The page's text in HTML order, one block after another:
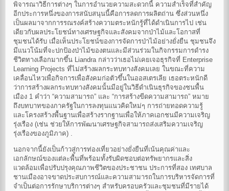
พิจารณาวิธีการต่างๆ ในการอำนวยความสะดวกนี้ ความสำเร็จที่สำคัญ
อีกประการหนึ่งของการสนับสนุนนี้คือการลดการผลิตถ่าน ซึ่งส่วนหนึ่ง
เป็นผลมาจากการรณรงค์สร้างความตระหนักรู้ที่ได้ดำเนินการไป เช่น
เดียวกับผลประโยชน์ทางเศรษฐกิจและสังคมจากป่าไม้และโอกาสที่
ชุมชนได้รับ เมื่อเห็นประโยชน์ของการจัดการป่าไม้อย่างยั่งยืน ชุมชนจึง
มีแนวโน้มที่จะปกป้องป่าไม้ของตนและมีส่วนร่วมในกิจกรรมการดำรง
ชีวิตทางเลือกมากขึ้น Liandra กล่าวว่าเธอไม่เคยเจอธุรกิจที่ Enterprise
Learning Projects ที่ไม่สร้างผลกระทบทางสังคมเลย ในขณะที่ความ
เคลื่อนไหวเพื่อกิจการเพื่อสังคมก่อตัวขึ้นในออสเตรเลีย เธอตระหนักดี
ว่าการสร้างผลกระทบทางสังคมนั้นมีอยู่ในวิธีดำเนินธุรกิจของชนพื้น
เมือง 1 คำว่า “ความสามารถ” และ “การสร้างขีดความสามารถ” หมาย
ถึงบทบาทของภาครัฐในการลงทุนแนวคิดใหม่ๆ การถ่ายทอดความรู้
และโครงสร้างพื้นฐานเพื่อสร้างรากฐานเพื่อให้ภาคเอกชนมีความเจริญ
รุ่งเรือง (เช่น ช่วยให้การพัฒนาเศรษฐกิจสามารถส่งเสริมความเจริญ
รุ่งเรืองของภูมิภาค) .
นอกจากนี้ยังเป็นก้าวสู่การท่องเที่ยวอย่างยั่งยืนที่เน้นคุณค่าและ
เอกลักษณ์ของแต่ละพื้นที่พร้อมทั้งรับผิดชอบต่อทรัพยากรและสิ่ง
แวดล้อมเพื่อปรับปรุงคุณภาพชีวิตของประชาชน ประการที่สอง เทศบาล
ชานเมืองอาจขาดประสบการณ์และความสามารถในการบริหารจัดการที่
จำเป็นต่อการรักษาบริการต่างๆ สำหรับครอบครัวและชุมชนที่มีรายได้